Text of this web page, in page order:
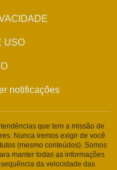
USO
notificações
que tem a missão de
Nunca iremos exigir de você
(mesmo conteúdos). Somos
manter todas as informações
da velocidade das